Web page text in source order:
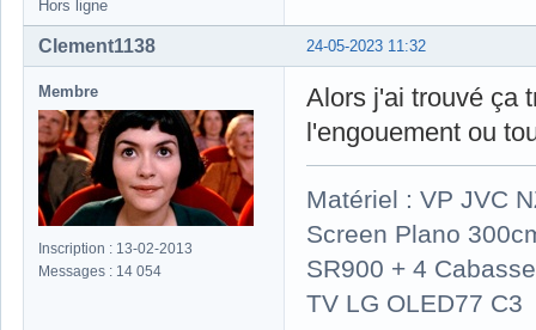
Hors ligne
24-05-2023 11:32
Clement1138
Membre
Inscription : 13-02-2013
Messages : 14 054
Alors j'ai trouvé ça
l'engouement ou
Matériel : VP JVC
Screen Plano
SR900 + 4
TV LG OLED77 C3